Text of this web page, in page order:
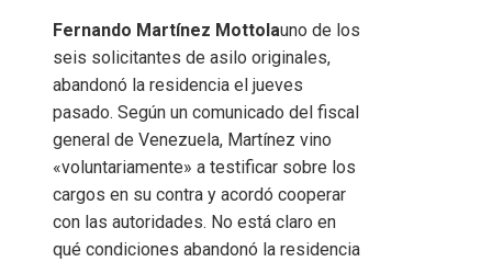
Fernando Martínez Mottolauno de los
seis solicitantes de asilo originales,
abandonó la residencia el jueves
pasado. Según un comunicado del fiscal
general de Venezuela, Martínez vino
«voluntariamente» a testificar sobre los
cargos en su contra y acordó cooperar
con las autoridades. No está claro en
qué condiciones abandonó la residencia